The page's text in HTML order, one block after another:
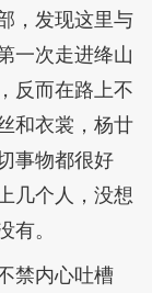
，发现这里与
一次走进绛山
反而在路上不
和衣裳，杨廿
事物都很好
几个人，没想
有。
禁内心吐槽